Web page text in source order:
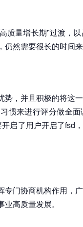
质量增长期”过渡，
仍然需要很长的时间
，并且积极的将这
惯来进行评分做全
启了用户开启了fsd
门协商机构作用，
高质量发展。